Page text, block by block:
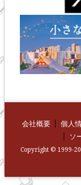
会社概要 個人
ソ
Copyright © 1999-